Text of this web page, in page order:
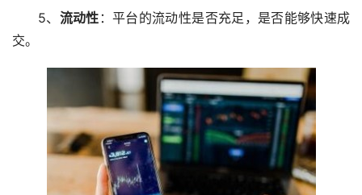
5、 流动性 ：平台的流动性是否充足，是否能够快速成
交。